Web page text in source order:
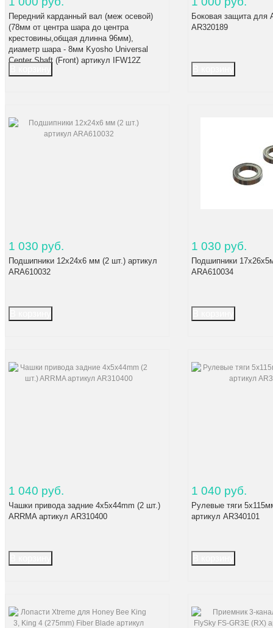
Передний карданный вал (меж осевой)
(78мм от центра шара до центра
крестовины,общая длинна 96мм),
диаметр шара - 8мм Kyosho Universal
Center Shaft (Front) артикул IFW12Z
Боковая защита для
AR320189
1 030 руб.
Подшипники 12x24x6 мм (2 шт.) артикул
ARA610032
1 030 руб.
Подшипники
ARA610034
1 040 руб.
Чашки привода задние 4x5x44mm (2 шт.)
ARRMA артикул AR310400
1 040 руб.
Рулевые тяги
артикул AR340101